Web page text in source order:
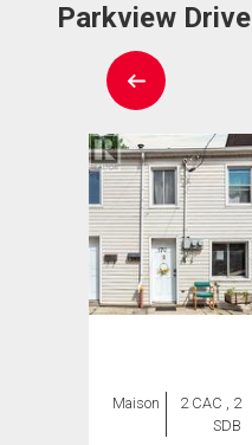
Parkview Drive
Maison
2 CAC , 2
SDB